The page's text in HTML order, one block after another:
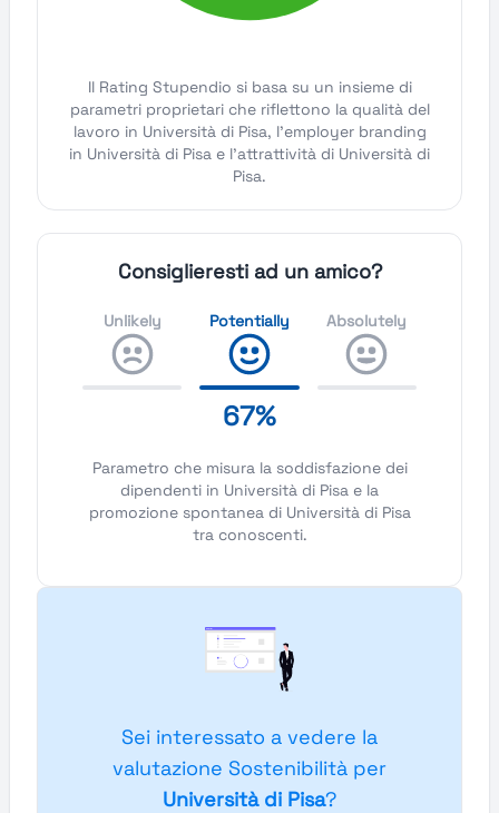
Il Rating Stupendio si basa su un insieme di
parametri proprietari che riflettono la qualità del
lavoro in Università di Pisa, l'employer branding
in Università di Pisa e l'attrattività di Università di
Pisa.
Consiglieresti ad un amico?
Unlikely Potentially
67%
Absolutely
Parametro che misura la soddisfazione dei
dipendenti in Università di Pisa e la
promozione spontanea di Università di Pisa
tra conoscenti.
Sei interessato a vedere la
valutazione Sostenibilità per
Università di Pisa?